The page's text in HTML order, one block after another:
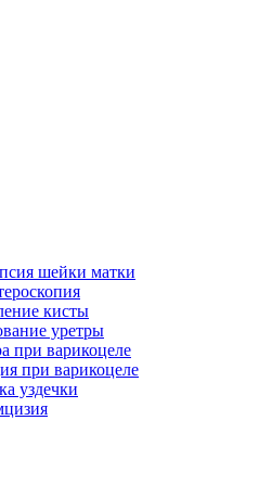
шейки матки
кисты
уретры
при варикоцеле
при варикоцеле
уздечки